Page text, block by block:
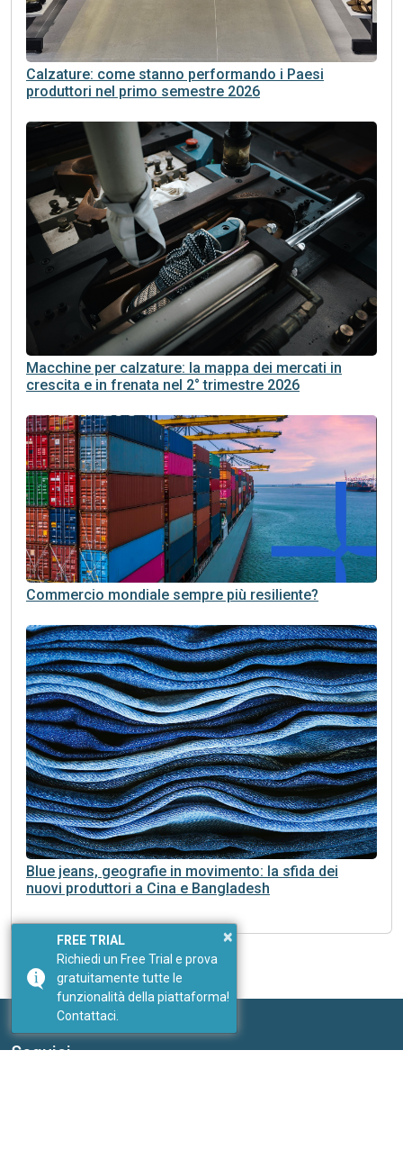
Calzature: come stanno performando i Paesi
produttori nel primo semestre 2026
Macchine per calzature: la mappa dei mercati in
crescita e in frenata nel 2° trimestre 2026
Commercio mondiale sempre più resiliente?
Blue jeans, geografie in movimento: la sfida dei
nuovi produttori a Cina e Bangladesh
Seguici
×
FREE TRIAL
Richiedi un Free Trial e prova
gratuitamente tutte le
funzionalità della piattaforma!
Contattaci.